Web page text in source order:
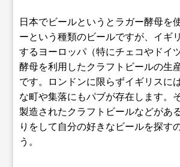
日本でビールというとラガー酵母を
ーという種類のビールですが、イギ
するヨーロッパ（特にチェコやドイ
酵母を利用したクラフトビールの生
です。ロンドンに限らずイギリスに
な町や集落にもパブが存在します。
製造されたクラフトビールなどがあ
りをして自分の好きなビールを探す
う。